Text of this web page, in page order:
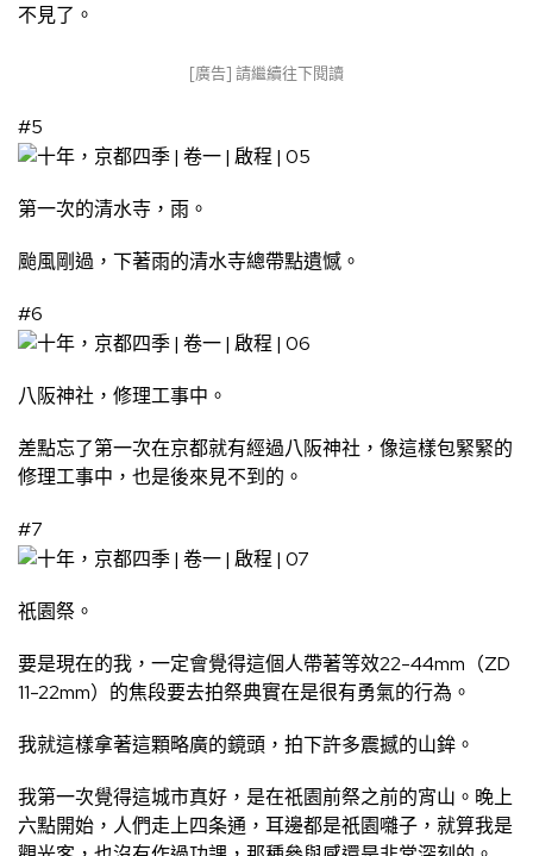
不見了。
[廣告] 請繼續往下閱讀
#5
第一次的清水寺，雨。
颱風剛過，下著雨的清水寺總帶點遺憾。
#6
八阪神社，修理工事中。
差點忘了第一次在京都就有經過八阪神社，像這樣包緊緊的
修理工事中，也是後來見不到的。
#7
祇園祭。
要是現在的我，一定會覺得這個人帶著等效22-44mm（ZD
11-22mm）的焦段要去拍祭典實在是很有勇氣的行為。
我就這樣拿著這顆略廣的鏡頭，拍下許多震撼的山鉾。
我第一次覺得這城市真好，是在祇園前祭之前的宵山。晚上
六點開始，人們走上四条通，耳邊都是祇園囃子，就算我是